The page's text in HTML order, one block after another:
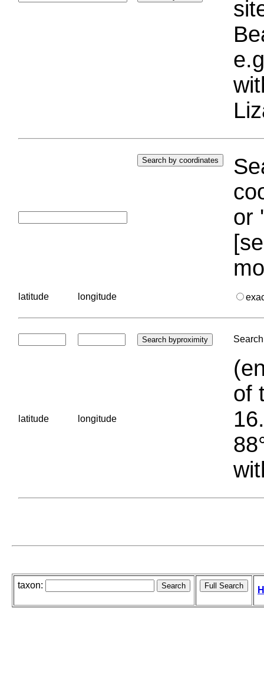
or
latitude longitude
latitude longitude
of
taxon: